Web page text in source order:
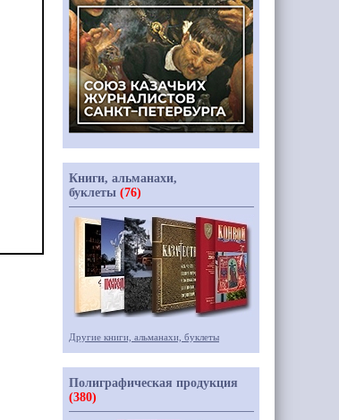
Книги, альманахи,
буклеты (76)
Другие книги, альманахи, буклеты
Полиграфическая продукция
(380)